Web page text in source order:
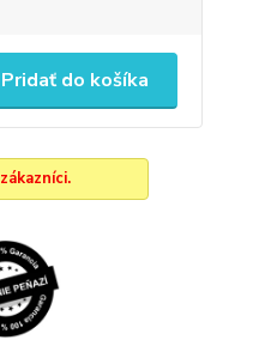
Pridať do košíka